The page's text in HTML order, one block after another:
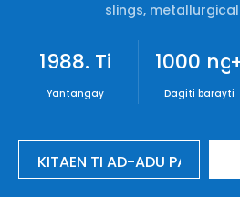
slings, metallurgical
1988. Ti
Yantangay
1000
Dagiti barayti
KITAEN TI AD-ADU PAY